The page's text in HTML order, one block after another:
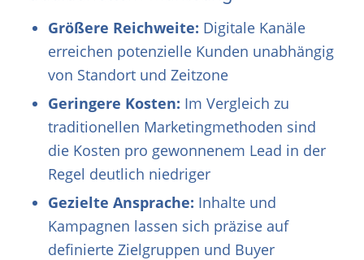
Größere Reichweite: Digitale Kanäle
erreichen potenzielle Kunden unabhängig
von Standort und Zeitzone
Geringere Kosten: Im Vergleich zu
traditionellen Marketingmethoden sind
die Kosten pro gewonnenem Lead in der
Regel deutlich niedriger
Gezielte Ansprache: Inhalte und
Kampagnen lassen sich präzise auf
definierte Zielgruppen und Buyer